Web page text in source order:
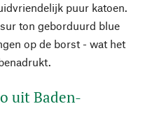
puur katoen.
ton geborduurd blue
op de borst - wat het
uit Baden-